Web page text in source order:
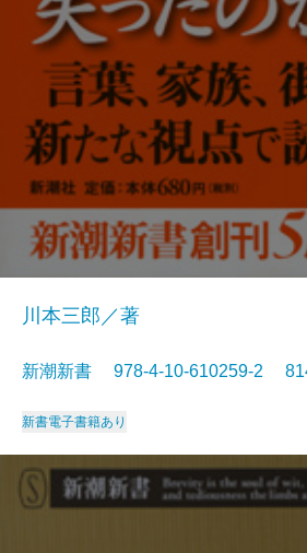
川本三郎／著
新潮新書 978-4-10-610259-2
新書電子書籍あり